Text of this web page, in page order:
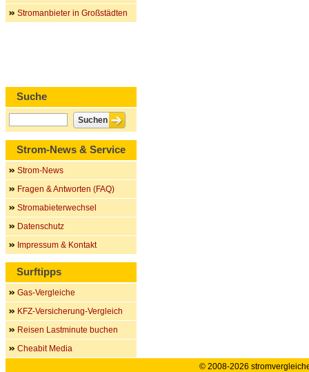
Stromanbieter in Großstädten
Suche
Strom-News & Service
Strom-News
Fragen & Antworten (FAQ)
Stromabieterwechsel
Datenschutz
Impressum & Kontakt
Surftipps
Gas-Vergleiche
KFZ-Versicherung-Vergleich
Reisen Lastminute buchen
Cheabit Media
© 2008-2026